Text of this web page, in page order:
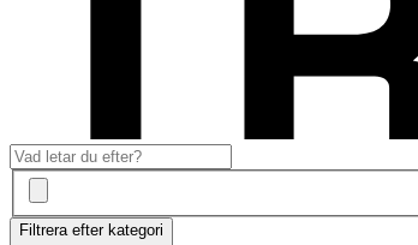
Filtrera efter kategori